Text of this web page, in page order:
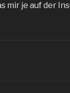
mir je auf der